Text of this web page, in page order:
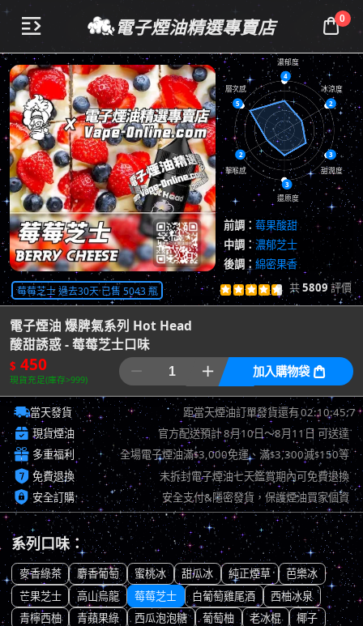
 電子煙油精選專賣店 0
4
2
3
3
2
5
濃郁度
冰涼度
甜潤度
還原度
擊喉感
層次感
前調： 莓果酸甜
中調：濃郁芝士
後調： 綿密果香
莓莓芝士 過去30天 已售 5043 瓶      共5809 評價
查看評價
電子煙油 爆脾氣系列 Hot Head
酸甜誘惑 - 莓莓芝士口味
$ 450
現貨充足(庫存>999)
  加入購物袋 
當天發貨 距當天煙油訂單發貨還有02:10:44:35
 現貨煙油 官方配送預計8月10日～8月11日 可送達
 多重福利 全場電子煙油滿$3,000免運、滿$3,300減$150等
 免費退換 未拆封電子煙油七天鑑賞期內可免費退換
 安全訂購 安全支付&隱密發貨，保護煙油買家個資
系列口味：
麥香綠茶 麝香葡萄 蜜桃冰 甜瓜冰 純正煙草
芭樂冰
芒果芝士
高山烏龍 莓莓芝士 白葡萄雞尾酒
西柚冰泉
青檸西柚
青蘋果綠 西瓜泡泡糖 葡萄柚 老冰棍
椰子